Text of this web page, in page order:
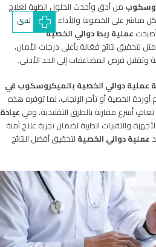
من أدق وأحدث الحلول الطبية لعلاج
مباشر على الخصوبة والأداء الجنسي لدى
عملية ربط دوالي الخصية
لتحقيق نتائج فعّالة بأعلى درجات الأمان،
وتقليل فرص المضاعفات إلى الحد الأدنى.
عملية دوالي الخصية بالميكروسكوب في
الخصية أو تأخر الإنجاب، لما توفره هذه
أسرع مقارنة بالطرق التقليدية. وفي عيادة
والتقنيات الطبية لضمان تجربة علاج آمنة
عملية دوالي الخصية لتحقيق أفضل النتائج